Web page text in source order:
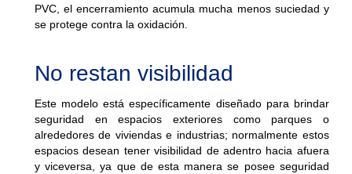
PVC, el encerramiento acumula mucha menos suciedad y
se protege contra la oxidación.
No restan visibilidad
Este modelo está específicamente diseñado para brindar
seguridad en espacios exteriores como parques o
alrededores de viviendas e industrias; normalmente estos
espacios desean tener visibilidad de adentro hacia afuera
y viceversa, ya que de esta manera se posee seguridad